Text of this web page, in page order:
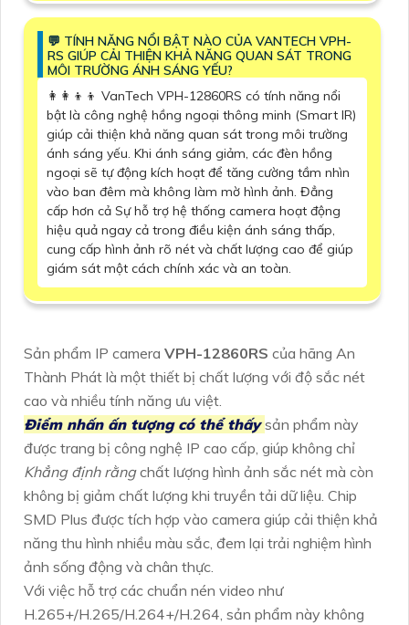
️💬 TÍNH NĂNG NỔI BẬT NÀO CỦA VANTECH VPH-
RS GIÚP CẢI THIỆN KHẢ NĂNG QUAN SÁT TRONG
MÔI TRƯỜNG ÁNH SÁNG YẾU?
👩‍👩‍👦‍👦 VanTech VPH-12860RS có tính năng nổi
bật là công nghệ hồng ngoại thông minh (Smart IR)
giúp cải thiện khả năng quan sát trong môi trường
ánh sáng yếu. Khi ánh sáng giảm, các đèn hồng
ngoại sẽ tự động kích hoạt để tăng cường tầm nhìn
vào ban đêm mà không làm mờ hình ảnh. Đẳng
cấp hơn cả Sự hỗ trợ hệ thống camera hoạt động
hiệu quả ngay cả trong điều kiện ánh sáng thấp,
cung cấp hình ảnh rõ nét và chất lượng cao để giúp
giám sát một cách chính xác và an toàn.
Sản phẩm IP camera VPH-12860RS của hãng An
Thành Phát là một thiết bị chất lượng với độ sắc nét
cao và nhiều tính năng ưu việt.
Điểm nhấn ấn tượng có thể thấysản phẩm này
được trang bị công nghệ IP cao cấp, giúp không chỉ
Khẳng định rằngchất lượng hình ảnh sắc nét mà còn
không bị giảm chất lượng khi truyền tải dữ liệu. Chip
SMD Plus được tích hợp vào camera giúp cải thiện khả
năng thu hình nhiều màu sắc, đem lại trải nghiệm hình
ảnh sống động và chân thực.
Với việc hỗ trợ các chuẩn nén video như
H.265+/H.265/H.264+/H.264, sản phẩm này không